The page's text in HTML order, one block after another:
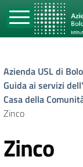
Azienda USL di
Guida ai servizi
Casa della
Zinco
Zinco